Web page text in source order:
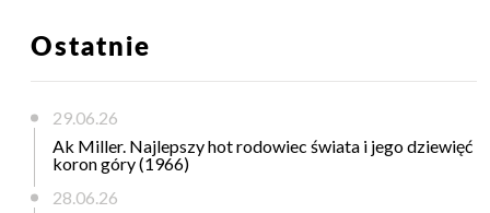
Ostatnie
29.06.26
Ak Miller. Najlepszy hot rodowiec świata i jego dziewięć
koron góry (1966)
28.06.26